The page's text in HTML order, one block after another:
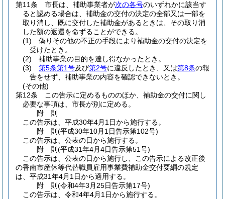
第11条
市長は、補助事業者が次の各号のいずれかに該当す
ると認める場合は、補助金の交付の決定の全部又は一部を
取り消し、既に交付した補助金があるときは、その取り消
した額の返還を命ずることができる。
(1)
偽りその他の不正の手段により補助金の交付の決定を
受けたとき。
(2)
補助事業の目的を達し得なかったとき。
(3)
第5条第1号及び第2号に違反したとき、又は第8条の報
告をせず、補助事業の内容を確認できないとき。
(その他)
第12条
この告示に定めるもののほか、補助金の交付に関し
必要な事項は、市長が別に定める。
附 則
この告示は、平成30年4月1日から施行する。
附 則(平成30年10月1日告示第102号)
この告示は、公表の日から施行する。
附 則(平成31年4月4日告示第51号)
この告示は、公表の日から施行し、この告示による改正後
の香南市産休等代替職員雇用事業費補助金交付要綱の規定
は、平成31年4月1日から適用する。
附 則(令和4年3月25日告示第17号)
この告示は、令和4年4月1日から施行する。